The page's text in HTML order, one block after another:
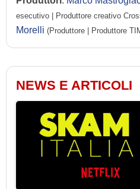
Giulia Schiavo
Danial Daroui
Mauro Lamanna
Marco Todisco
Anna Ferzetti
Valentina Romani
esecutivo | Produttore creativo
Morelli (Produttore | Produttore
NEWS E ARTICOLI